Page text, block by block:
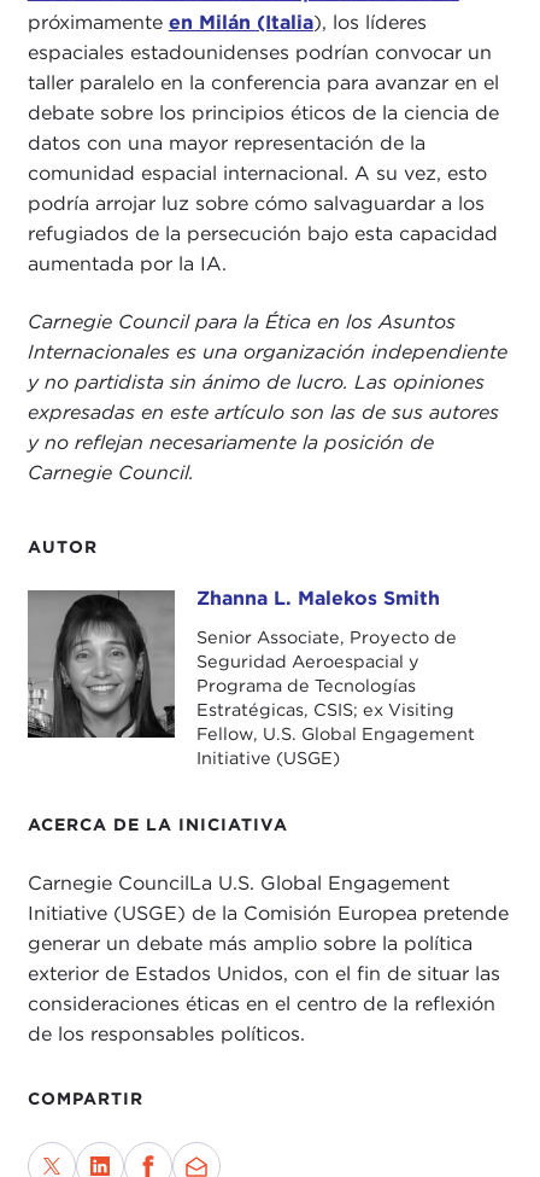
AUTOR
Zhanna L. Malekos SmithZhanna L. Malekos Smith
Senior Associate, Proyecto de
Seguridad Aeroespacial y
Programa de Tecnologías
Estratégicas, CSIS; ex Visiting
Fellow, U.S. Global Engagement
Initiative (USGE)
ACERCA DE LA INICIATIVA
Carnegie CouncilLa U.S. Global Engagement
Initiative (USGE) de la Comisión Europea pretende
generar un debate más amplio sobre la política
exterior de Estados Unidos, con el fin de situar las
consideraciones éticas en el centro de la reflexión
de los responsables políticos.
COMPARTIR
próximamente en Milán (Italia), los líderes
espaciales estadounidenses podrían convocar un
taller paralelo en la conferencia para avanzar en el
debate sobre los principios éticos de la ciencia de
datos con una mayor representación de la
comunidad espacial internacional. A su vez, esto
podría arrojar luz sobre cómo salvaguardar a los
refugiados de la persecución bajo esta capacidad
aumentada por la IA.
Carnegie Council para la Ética en los Asuntos
Internacionales es una organización independiente
y no partidista sin ánimo de lucro. Las opiniones
expresadas en este artículo son las de sus autores
y no reflejan necesariamente la posición de
Carnegie Council.